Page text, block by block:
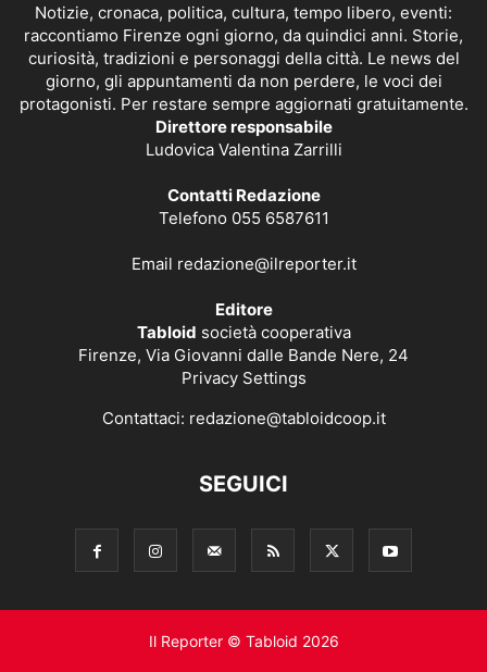
Notizie, cronaca, politica, cultura, tempo libero, eventi:
raccontiamo Firenze ogni giorno, da quindici anni. Storie,
curiosità, tradizioni e personaggi della città. Le news del
giorno, gli appuntamenti da non perdere, le voci dei
protagonisti. Per restare sempre aggiornati gratuitamente.
Direttore responsabile
Ludovica Valentina Zarrilli
Contatti Redazione
Telefono 055 6587611
Email redazione@ilreporter.it
Editore
Tabloid società cooperativa
Firenze, Via Giovanni dalle Bande Nere, 24
Privacy Settings
Contattaci: redazione@tabloidcoop.it
SEGUICI
Il Reporter © Tabloid 2026